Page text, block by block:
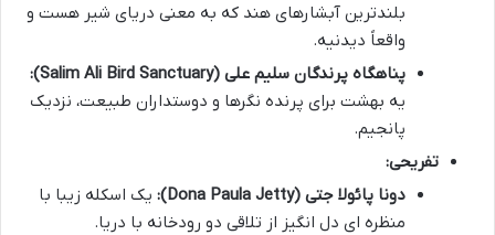
بلندترین آبشارهای هند که به معنی دریای شیر هست و
واقعاً دیدنیه.
پناهگاه پرندگان سلیم علی (Salim Ali Bird Sanctuary):
یه بهشت برای پرنده نگرها و دوستداران طبیعت، نزدیک
پانجیم.
تفریحی:
دونا پائولا جتی (Dona Paula Jetty):
یک اسکله زیبا با
منظره ای دل انگیز از تلاقی دو رودخانه با دریا.